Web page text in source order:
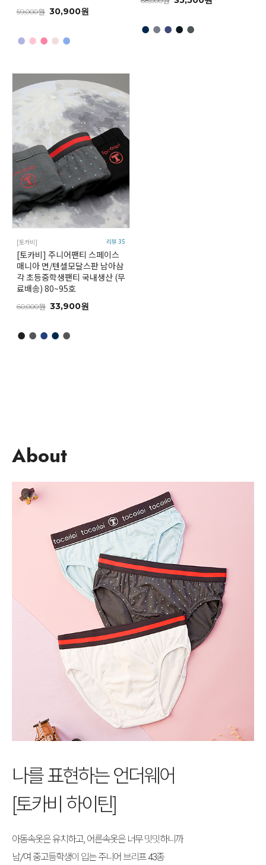
59,000원 30,900원
●●● ●● ●●●●●
[토카비] 리뷰 35
[토카비] 주니어팬티 스페이스
매니아 면/텐셀모달스판 남아삼
각 초등중학생팬티 국내생산 (무
료배송) 80~95호
60,000원 33,900원
●●●●●
About
나를 표현하는 언더웨어
[토카비 하이틴]
아동속옷은 유치하고, 어른속옷은 너무 밋밋하니까
남/여 중고등학생이 입는 주니어 브리프 43종